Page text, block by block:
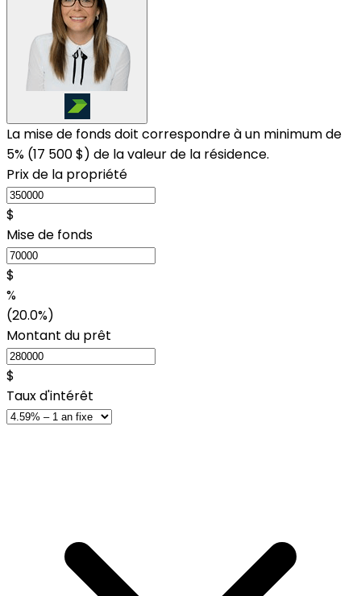
La mise de fonds doit correspondre à un minimum de
5% (17 500 $) de la valeur de la résidence.
Prix de la propriété
$
Mise de fonds
$
%
(20.0%)
Montant du prêt
$
Taux d'intérêt